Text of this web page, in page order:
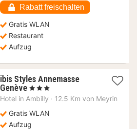
77,90
€
Rabatt freischalten
Gratis WLAN
Restaurant
Aufzug
ibis Styles Annemasse
Genève 1
Nacht
107,91
€
, 3 Sterne
Hotel in Ambilly · 12.5 Km von Meyrin
Gratis WLAN
Aufzug